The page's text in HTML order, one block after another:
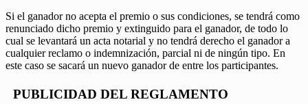
Si el ganador no acepta el premio o sus condiciones, se tendrá como
renunciado dicho premio y extinguido para el ganador, de todo lo
cual se levantará un acta notarial y no tendrá derecho el ganador a
cualquier reclamo o indemnización, parcial ni de ningún tipo. En
este caso se sacará un nuevo ganador de entre los participantes.
PUBLICIDAD DEL REGLAMENTO